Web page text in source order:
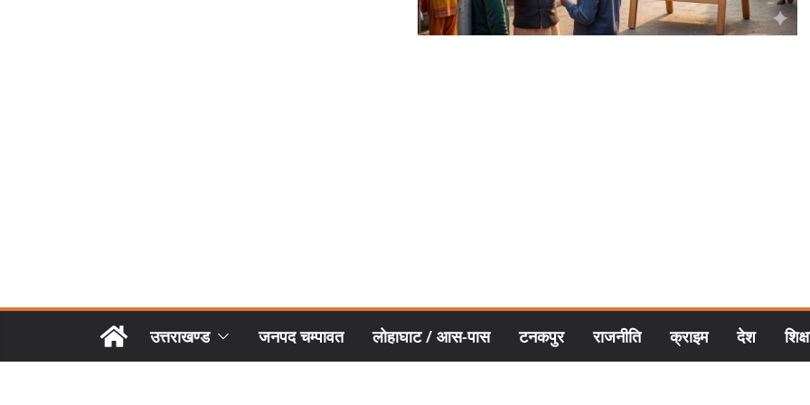
उत्तराखण्ड जनपद चम्पावत लोहाघाट / आस-पास टनकपुर राजनीति क्राइम देश